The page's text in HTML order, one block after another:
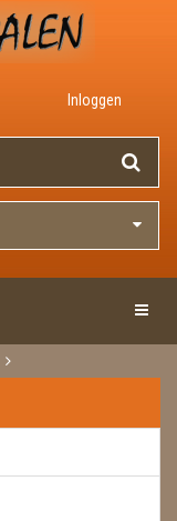
Inloggen